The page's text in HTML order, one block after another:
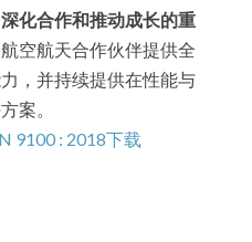
化合作和推动成长的重
航空航天合作伙伴提供全
，并持续提供在性能与
案。
9100 : 2018下载